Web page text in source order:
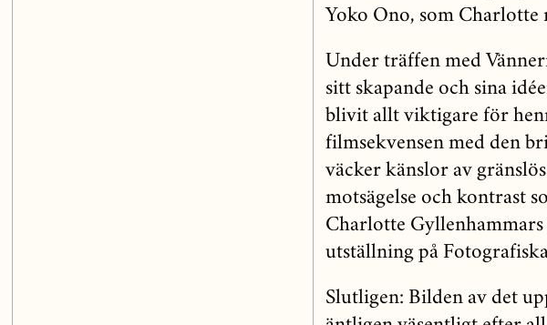
Yoko Ono, som Charlotte
Under träffen med
sitt skapande och sina
blivit allt viktigare för
filmsekvensen med den
väcker känslor av
motsägelse och kontrast
Charlotte
utställning på
Slutligen: Bilden av det